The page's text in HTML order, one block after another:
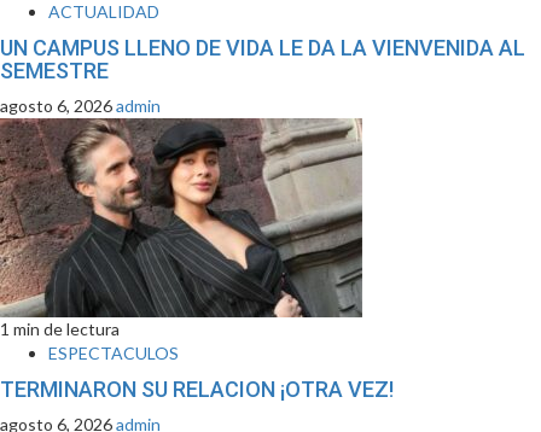
ACTUALIDAD
UN CAMPUS LLENO DE VIDA LE DA LA VIENVENIDA AL
SEMESTRE
agosto 6, 2026admin
1 min de lectura
ESPECTACULOS
TERMINARON SU RELACION ¡OTRA VEZ!
agosto 6, 2026admin